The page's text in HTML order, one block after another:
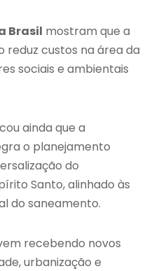
Brasil mostram que a
custos na área da
sociais e ambientais
ainda que a
o planejamento
do
Santo, alinhado às
do saneamento.
recebendo novos
urbanização e